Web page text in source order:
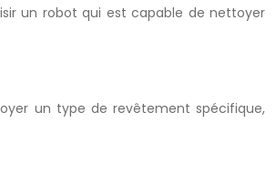
un robot qui est capable de nettoyer
un type de revêtement spécifique,